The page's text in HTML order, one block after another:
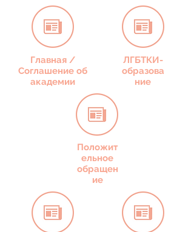
Главная /
Соглашение об
академии
ЛГБТКИ-
образова
ние
Положит
ельное
обращен
ие